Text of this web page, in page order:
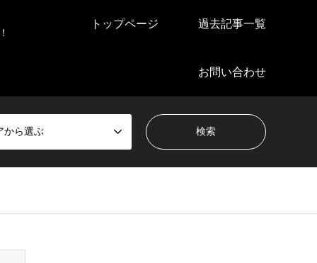
トップページ 過去記事一覧
お問い合わせ
から選ぶ